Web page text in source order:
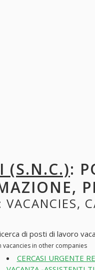
(S.N.C.):
VACANCIES,
di posti di lavoro
vacancies in other companies
CERCASI URGENTE